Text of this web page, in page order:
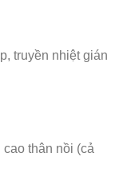
truyền nhiệt gián
thân nồi (cả